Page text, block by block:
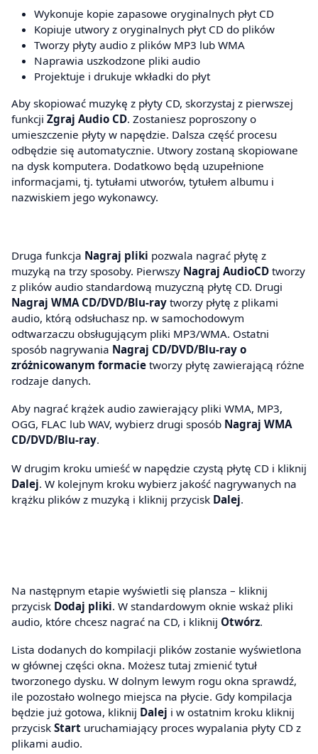
Wykonuje kopie zapasowe oryginalnych płyt CD
Kopiuje utwory z oryginalnych płyt CD do plików
Tworzy płyty audio z plików MP3 lub WMA
Naprawia uszkodzone pliki audio
Projektuje i drukuje wkładki do płyt
Aby skopiować muzykę z płyty CD, skorzystaj z pierwszej
funkcji Zgraj Audio CD. Zostaniesz poproszony o
umieszczenie płyty w napędzie. Dalsza część procesu
odbędzie się automatycznie. Utwory zostaną skopiowane
na dysk komputera. Dodatkowo będą uzupełnione
informacjami, tj. tytułami utworów, tytułem albumu i
nazwiskiem jego wykonawcy.
Druga funkcja Nagraj pliki pozwala nagrać płytę z
muzyką na trzy sposoby. Pierwszy Nagraj AudioCD tworzy
z plików audio standardową muzyczną płytę CD. Drugi
Nagraj WMA CD/DVD/Blu-ray tworzy płytę z plikami
audio, którą odsłuchasz np. w samochodowym
odtwarzaczu obsługującym pliki MP3/WMA. Ostatni
sposób nagrywania Nagraj CD/DVD/Blu-ray o
zróżnicowanym formacie tworzy płytę zawierającą różne
rodzaje danych.
Aby nagrać krążek audio zawierający pliki WMA, MP3,
OGG, FLAC lub WAV, wybierz drugi sposób Nagraj WMA
CD/DVD/Blu-ray.
W drugim kroku umieść w napędzie czystą płytę CD i kliknij
Dalej. W kolejnym kroku wybierz jakość nagrywanych na
krążku plików z muzyką i kliknij przycisk Dalej.
Na następnym etapie wyświetli się plansza – kliknij
przycisk Dodaj pliki. W standardowym oknie wskaż pliki
audio, które chcesz nagrać na CD, i kliknij Otwórz.
Lista dodanych do kompilacji plików zostanie wyświetlona
w głównej części okna. Możesz tutaj zmienić tytuł
tworzonego dysku. W dolnym lewym rogu okna sprawdź,
ile pozostało wolnego miejsca na płycie. Gdy kompilacja
będzie już gotowa, kliknij Dalej i w ostatnim kroku kliknij
przycisk Start uruchamiający proces wypalania płyty CD z
plikami audio.